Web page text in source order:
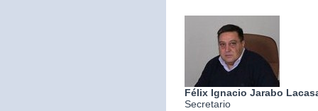
Félix Ignacio Jarabo
Secretario